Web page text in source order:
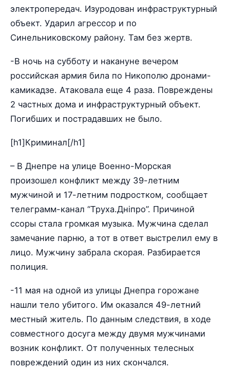
электропередач. Изуродован инфраструктурный
объект. Ударил агрессор и по
Синельниковскому району. Там без жертв.
-В ночь на субботу и накануне вечером
российская армия била по Никополю дронами-
камикадзе. Атаковала еще 4 раза. Повреждены
2 частных дома и инфраструктурный объект.
Погибших и пострадавших не было.
[h1]Криминал[/h1]
– В Днепре на улице Военно-Морская
произошел конфликт между 39-летним
мужчиной и 17-летним подростком, сообщает
телеграмм-канал “Труха.Дніпро”. Причиной
ссоры стала громкая музыка. Мужчина сделал
замечание парню, а тот в ответ выстрелил ему в
лицо. Мужчину забрала скорая. Разбирается
полиция.
-11 мая на одной из улицы Днепра горожане
нашли тело убитого. Им оказался 49-летний
местный житель. По данным следствия, в ходе
совместного досуга между двумя мужчинами
возник конфликт. От полученных телесных
повреждений один из них скончался.